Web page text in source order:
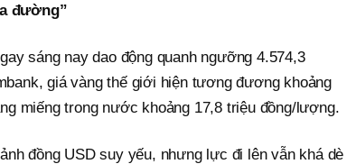
đường”
sáng nay dao động quanh ngưỡng 4.574,3
giá vàng thế giới hiện tương đương khoảng
miếng trong nước khoảng 17,8 triệu đồng/lượng.
đồng USD suy yếu, nhưng lực đi lên vẫn khá dè